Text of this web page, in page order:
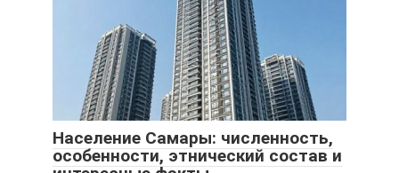
Население Самары: численность,
особенности, этнический состав и